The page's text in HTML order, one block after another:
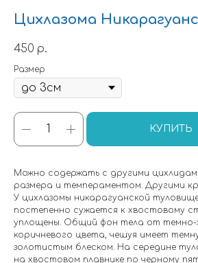
Цихлазома
450 р.
Размер
КУПИТЬ
Можно содержать с другими
размера и темпераментом. Другими
У цихлазомы никарагуанской
постепенно сужается к хвостовому
уплощены. Общий фон тела от темно-
коричневого цвета, чешуя имеет
золотистым блеском. На середине
на хвостовом плавнике по черному